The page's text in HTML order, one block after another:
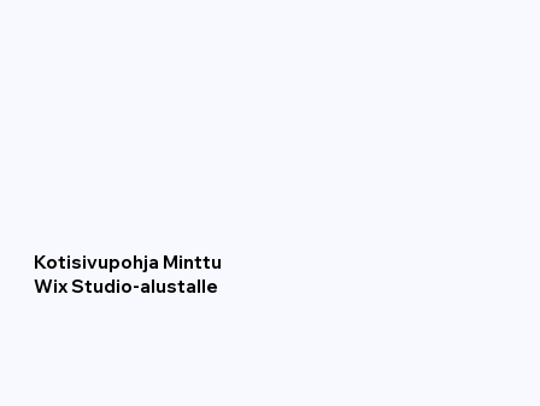
Kotisivupohja Minttu
Wix Studio-alustalle